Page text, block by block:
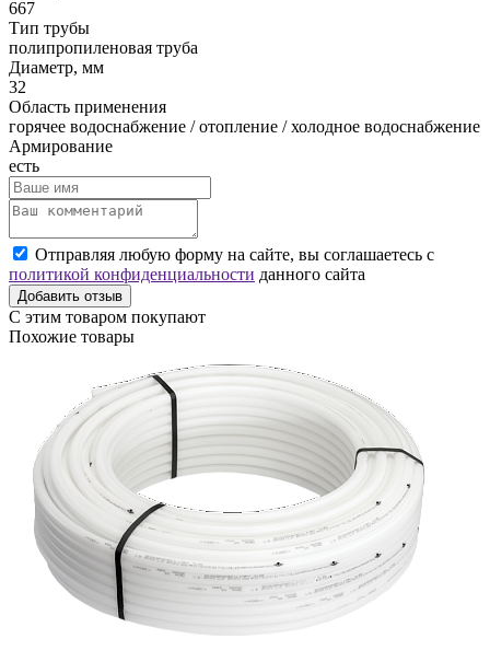
667
Тип трубы
полипропиленовая труба
Диаметр, мм
32
Область применения
горячее водоснабжение / отопление / холодное водоснабжение
Армирование
есть
Отправляя любую форму на сайте, вы соглашаетесь с
политикой конфиденциальности данного сайта
Добавить отзыв
С этим товаром покупают
Похожие товары